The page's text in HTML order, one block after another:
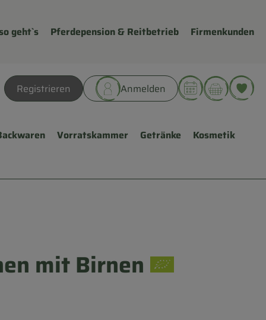
geht`s Pferdepension & Reitbetrieb Firmenkunden
Registrieren Anmelden
Vorratskammer Getränke
Kosmetik
mit Birnen